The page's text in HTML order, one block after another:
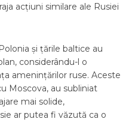
acțiuni similare ale Rusiei
și țările baltice au
considerându-l o
amenințărilor ruse. Aceste
Moscova, au subliniat
mai solide,
ar putea fi văzută ca o